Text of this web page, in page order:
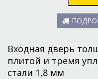
Входная дверь
плитой и тремя
стали 1,8 мм